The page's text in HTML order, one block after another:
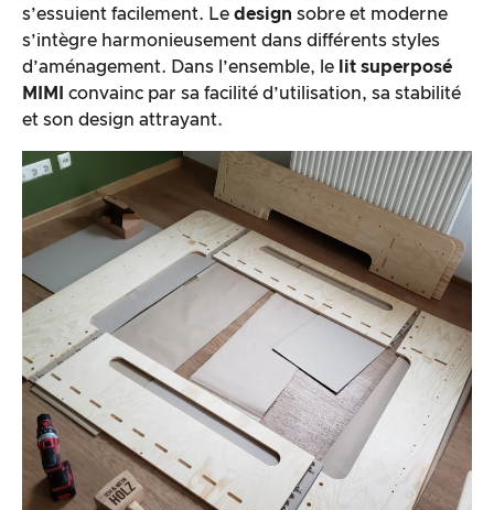
s’essuient facilement. Le design sobre et moderne
s’intègre harmonieusement dans différents styles
d’aménagement. Dans l’ensemble, le
lit superposé
MIMI
convainc par sa facilité d’utilisation, sa stabilité
et son design attrayant.